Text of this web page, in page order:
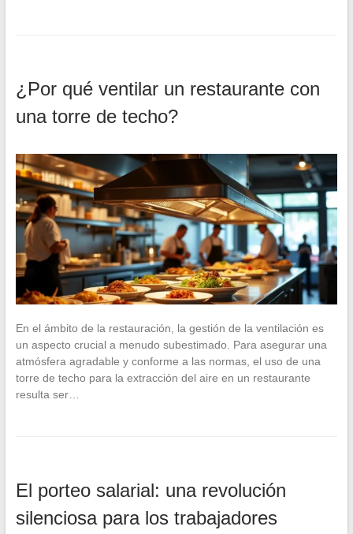
¿Por qué ventilar un restaurante con
una torre de techo?
En el ámbito de la restauración, la gestión de la ventilación es
un aspecto crucial a menudo subestimado. Para asegurar una
atmósfera agradable y conforme a las normas, el uso de una
torre de techo para la extracción del aire en un restaurante
resulta ser…
El porteo salarial: una revolución
silenciosa para los trabajadores